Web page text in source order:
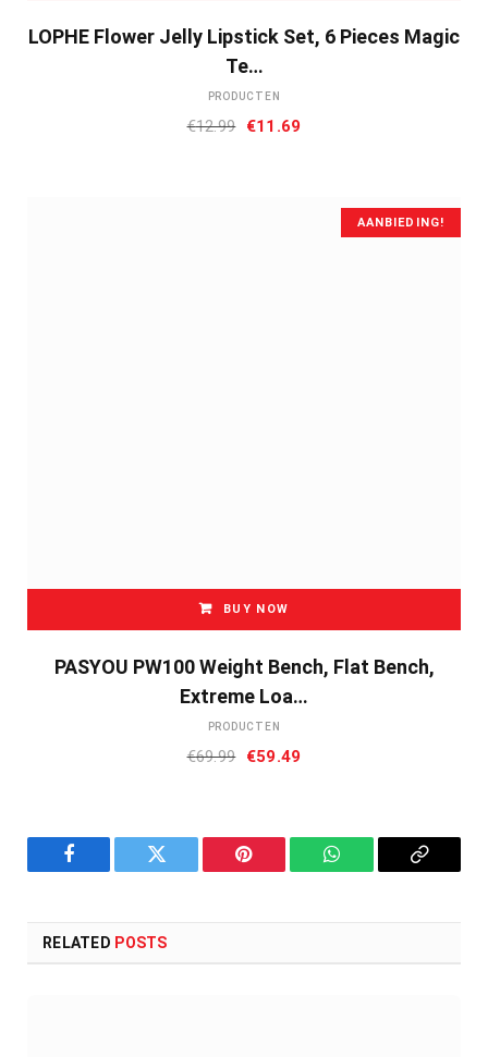
LOPHE Flower Jelly Lipstick Set, 6 Pieces Magic
Te…
PRODUCTEN
€12.99 Oorspronkelijke
€11.69
€11.69.
AANBIEDING!
BUY NOW
PASYOU PW100 Weight Bench, Flat Bench,
Extreme Loa…
PRODUCTEN
€69.99 Oorspronkelijke
€69.99.
€59.49
€59.49.
Facebook Twitter Pinterest WhatsAppCopy
RELATED POSTS